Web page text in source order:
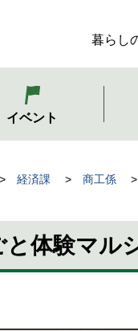
メ
ニ
ー
暮らし
イベント
経済課 商工係
体験マル